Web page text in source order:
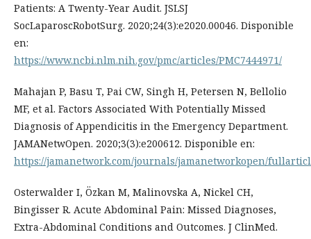
Patients: A Twenty-Year Audit. JSLSJ
SocLaparoscRobotSurg. 2020;24(3):e2020.00046. Disponible
en:
https://www.ncbi.nlm.nih.gov/pmc/articles/PMC7444971/
Mahajan P, Basu T, Pai CW, Singh H, Petersen N, Bellolio
MF, et al. Factors Associated With Potentially Missed
Diagnosis of Appendicitis in the Emergency Department.
JAMANetwOpen. 2020;3(3):e200612. Disponible en:
https://jamanetwork.com/journals/jamanetworkopen/
Osterwalder I, Özkan M, Malinovska A, Nickel CH,
Bingisser R. Acute Abdominal Pain: Missed Diagnoses,
Extra-Abdominal Conditions and Outcomes. J ClinMed.